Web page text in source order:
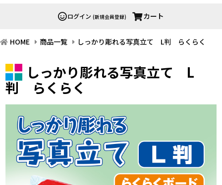
ログイン (新規会員登録) カート
HOME 商品一覧 しっかり彫れる写真立て L判 らくらく
しっかり彫れる写真立て L
判 らくらく